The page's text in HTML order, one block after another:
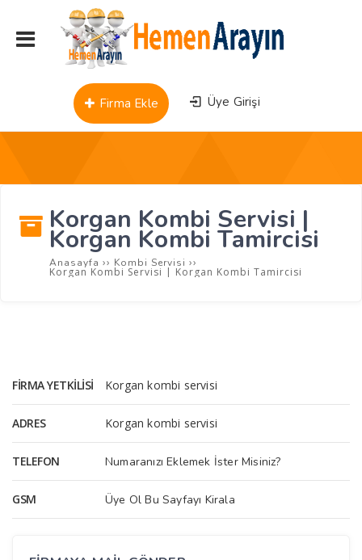
Üye Girişi
Firma Ekle
Korgan Kombi Servisi |
Korgan Kombi Tamircisi
Anasayfa ›› Kombi Servisi ››
Korgan Kombi Servisi | Korgan Kombi Tamircisi
FIRMA YETKILISI Korgan kombi servisi
ADRES Korgan kombi servisi
TELEFON Numaranızı Eklemek İster Misiniz?
GSM Üye Ol Bu Sayfayı Kirala